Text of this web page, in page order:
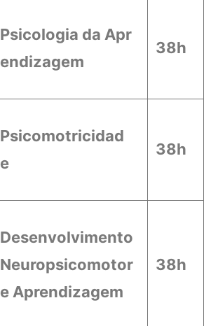
Psicologia da Apr
endizagem
38h
Psicomotricidad
e
38h
Desenvolvimento
Neuropsicomotor
e Aprendizagem
38h